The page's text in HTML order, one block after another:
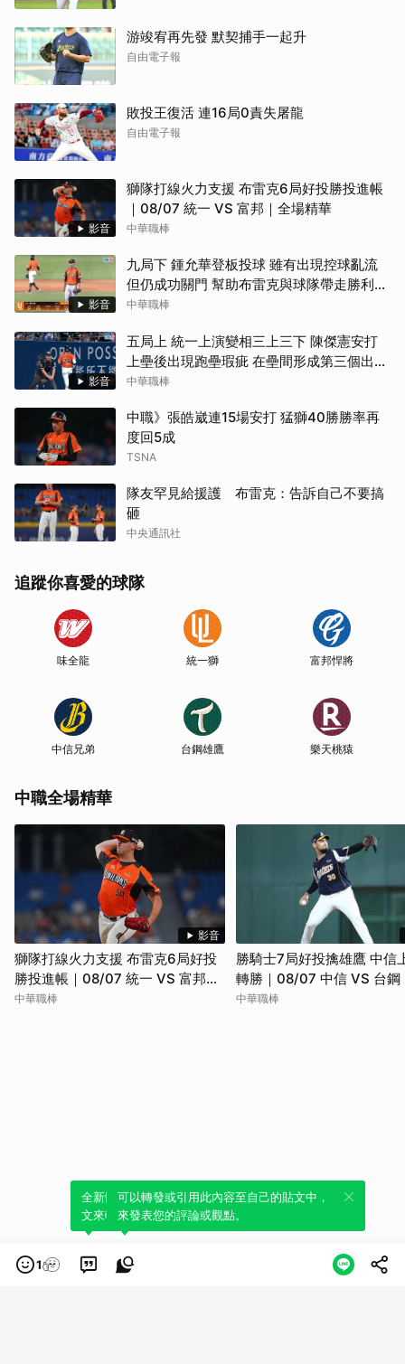
游竣宥再先發 默契捕手一起升
自由電子報
敗投王復活 連16局0責失屠龍
自由電子報
影音
獅隊打線火力支援 布雷克6局好投勝投進帳
｜08/07 統一 VS 富邦｜全場精華
中華職棒
影音
九局下 鍾允華登板投球 雖有出現控球亂流
但仍成功關門 幫助布雷克與球隊帶走勝利
（08/07 統一 VS 富邦）
中華職棒
影音
五局上 統一上演變相三上三下 陳傑憲安打
上壘後出現跑壘瑕疵 在壘間形成第三個出局
數（08/07 統一 VS 富邦）
中華職棒
中職》張皓崴連15場安打 猛獅40勝勝率再
度回5成
TSNA
隊友罕見給援護 布雷克：告訴自己不要搞
砸
中央通訊社
追蹤你喜愛的球隊
味全龍 統一獅 富邦悍將
中信兄弟 台鋼雄鷹 樂天桃猿
中職全場精華
影音
獅隊打線火力支援 布雷克6局好投
勝投進帳｜08/07 統一 VS 富邦｜
全場精華
中華職棒
勝騎士7局好投擒雄鷹 中信
轉勝｜08/07 中信 VS 台鋼
精華
中華職棒
1
全新體驗！一鍵引用此內容，透過發布貼
文來輕鬆表達個人立場。
可以轉發或引用此內容至自己的貼文中，
來發表您的評論或觀點。